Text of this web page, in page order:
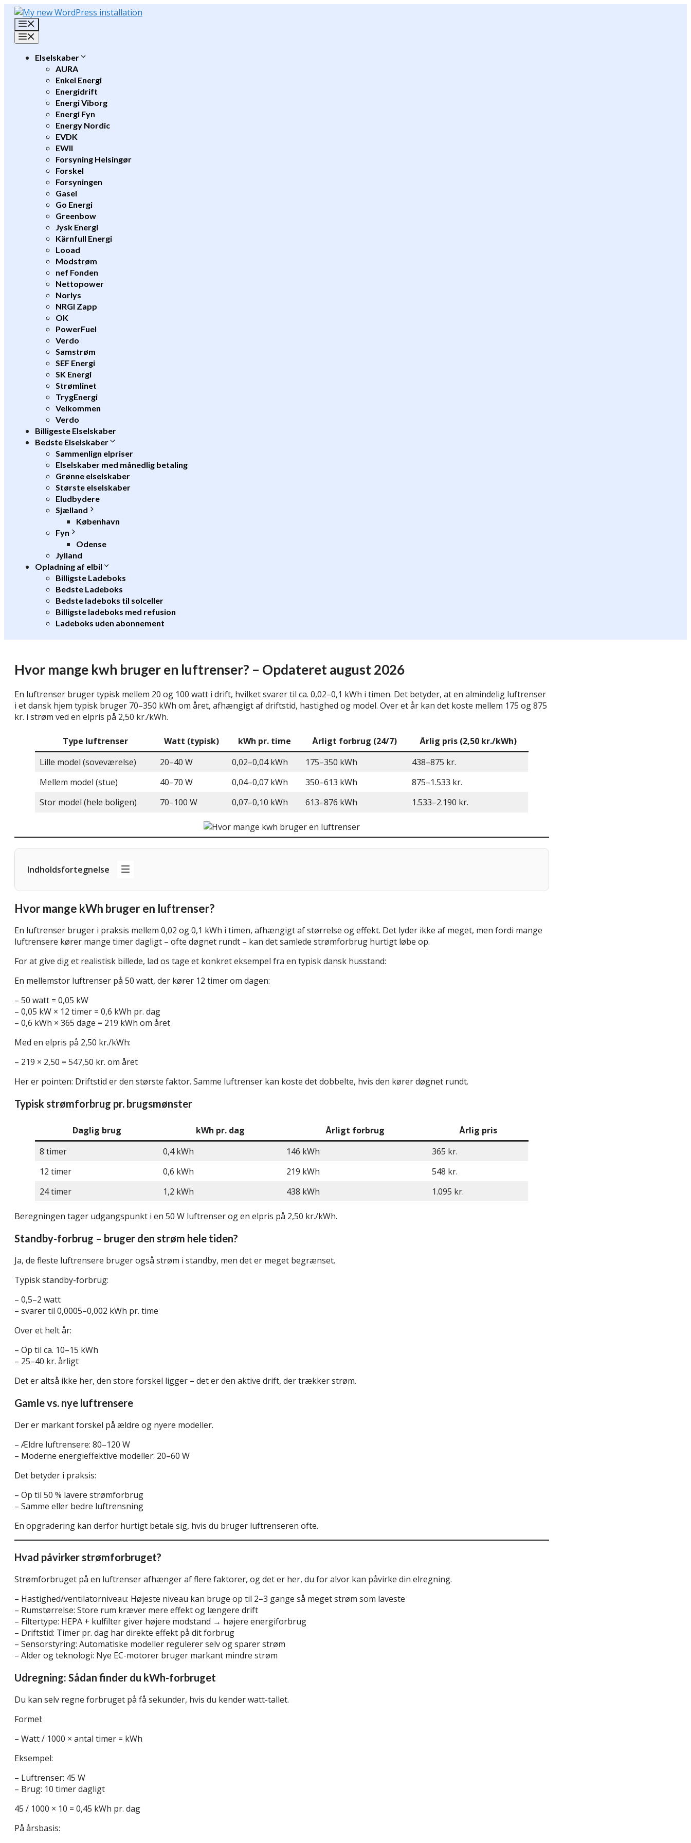
Hop
indhold
Elselskaber
AURA
Enkel Energi
Energidrift
Energi Viborg
Energi Fyn
Energy Nordic
EVDK
EWII
Forsyning Helsingør
Forskel
Forsyningen
Gasel
Go Energi
Greenbow
Jysk Energi
Kärnfull Energi
Looad
Modstrøm
nef Fonden
Nettopower
Norlys
NRGI Zapp
OK
PowerFuel
Verdo
Samstrøm
SEF Energi
SK Energi
Strømlinet
TrygEnergi
Velkommen
Verdo
Billigeste Elselskaber
Bedste Elselskaber
Sammenlign elpriser
Elselskaber med månedlig betaling
Grønne elselskaber
Største elselskaber
Eludbydere
Sjælland
København
Fyn
Odense
Jylland
Opladning af elbil
Billigste Ladeboks
Bedste Ladeboks
Bedste ladeboks til solceller
Billigste ladeboks med refusion
Ladeboks uden abonnement
Hvor mange kwh bruger en luftrenser? – Opdateret august 2026
En luftrenser bruger typisk mellem 20 og 100 watt i drift, hvilket svarer til ca. 0,02–0,1 kWh i timen. Det betyder, at en almindelig luftrenser
i et dansk hjem typisk bruger 70–350 kWh om året, afhængigt af driftstid, hastighed og model. Over et år kan det koste mellem 175 og 875
kr. i strøm ved en elpris på 2,50 kr./kWh.
Type luftrenser Watt (typisk) kWh pr. time Årligt forbrug (24/7)
Årlig pris (2,50 kr./kWh)
Lille model (soveværelse)
20–40 W 0,02–0,04 kWh 175–350 kWh
438–875 kr.
Mellem model (stue)
40–70 W 0,04–0,07 kWh 350–613 kWh
875–1.533 kr.
Stor model (hele boligen)
70–100 W 0,07–0,10 kWh 613–876 kWh 1.533–2.190 kr.
Indholdsfortegnelse
Hvor mange kWh bruger en luftrenser?
En luftrenser bruger i praksis mellem 0,02 og 0,1 kWh i timen, afhængigt af størrelse og effekt. Det lyder ikke af meget, men fordi mange
luftrensere kører mange timer dagligt – ofte døgnet rundt – kan det samlede strømforbrug hurtigt løbe op.
For at give dig et realistisk billede, lad os tage et konkret eksempel fra en typisk dansk husstand:
En mellemstor luftrenser på 50 watt, der kører 12 timer om dagen:
– 50 watt = 0,05 kW
– 0,05 kW × 12 timer = 0,6 kWh pr. dag
– 0,6 kWh × 365 dage = 219 kWh om året
Med en elpris på 2,50 kr./kWh:
– 219 × 2,50 = 547,50 kr. om året
Her er pointen: Driftstid er den største faktor. Samme luftrenser kan koste det dobbelte, hvis den kører døgnet rundt.
Typisk strømforbrug pr. brugsmønster
Daglig brug kWh pr. dag Årligt forbrug
Årlig pris
8 timer
0,4 kWh 146 kWh
365 kr.
12 timer
0,6 kWh 219 kWh
548 kr.
24 timer
1,2 kWh 438 kWh 1.095 kr.
Beregningen tager udgangspunkt i en 50 W luftrenser og en elpris på 2,50 kr./kWh.
Standby-forbrug – bruger den strøm hele tiden?
Ja, de fleste luftrensere bruger også strøm i standby, men det er meget begrænset.
Typisk standby-forbrug:
– 0,5–2 watt
– svarer til 0,0005–0,002 kWh pr. time
Over et helt år:
– Op til ca. 10–15 kWh
– 25–40 kr. årligt
Det er altså ikke her, den store forskel ligger – det er den aktive drift, der trækker strøm.
Gamle vs. nye luftrensere
Der er markant forskel på ældre og nyere modeller.
– Ældre luftrensere: 80–120 W
– Moderne energieffektive modeller: 20–60 W
Det betyder i praksis:
– Op til 50 % lavere strømforbrug
– Samme eller bedre luftrensning
En opgradering kan derfor hurtigt betale sig, hvis du bruger luftrenseren ofte.
Hvad påvirker strømforbruget?
Strømforbruget på en luftrenser afhænger af flere faktorer, og det er her, du for alvor kan påvirke din elregning.
– Hastighed/ventilatorniveau: Højeste niveau kan bruge op til 2–3 gange så meget strøm som laveste
– Rumstørrelse: Store rum kræver mere effekt og længere drift
– Filtertype: HEPA + kulfilter giver højere modstand → højere energiforbrug
– Driftstid: Timer pr. dag har direkte effekt på dit forbrug
– Sensorstyring: Automatiske modeller regulerer selv og sparer strøm
– Alder og teknologi: Nye EC-motorer bruger markant mindre strøm
Udregning: Sådan finder du kWh-forbruget
Du kan selv regne forbruget på få sekunder, hvis du kender watt-tallet.
Formel:
– Watt / 1000 × antal timer = kWh
Eksempel:
– Luftrenser: 45 W
– Brug: 10 timer dagligt
45 / 1000 × 10 = 0,45 kWh pr. dag
På årsbasis: